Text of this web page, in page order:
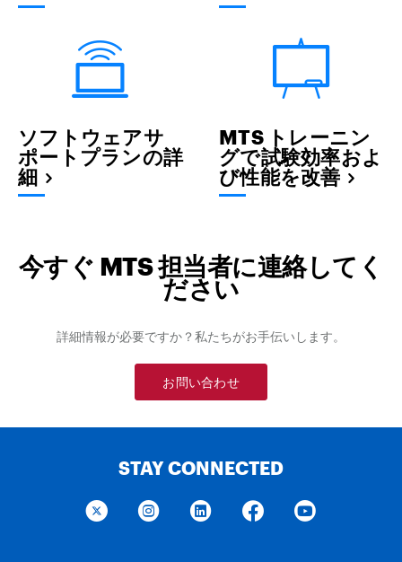
ソフトウェアサ
ポートプランの詳
細
MTS トレーニン
グで試験効率およ
び性能を改善
今すぐ MTS 担当者に連絡してく
ださい
詳細情報が必要ですか？私たちがお手伝いします。
お問い合わせ
STAY CONNECTED